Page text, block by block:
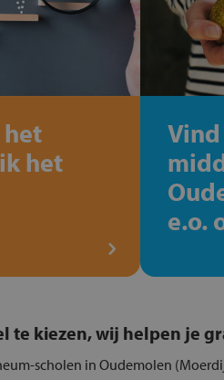
het
e.o.
te kiezen, wij helpen je
scholen in Oudemolen